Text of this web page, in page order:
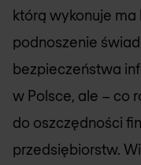
którą wykonuje ma
podnoszenie
bezpieczeństwa
w Polsce, ale – co
do oszczędności
przedsiębiorstw.